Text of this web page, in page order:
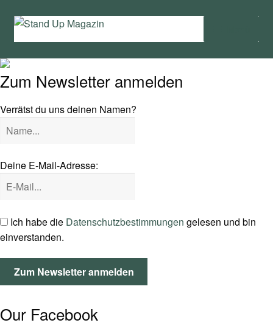
Zum
Home
News
Ratgeber
Das Magazin
SPOT FINDER
Mein Konto
Zum Newsletter anmelden
Verrätst du uns deinen Namen?
Deine E-Mail-Adresse:
Ich habe die Datenschutzbestimmungen gelesen und bin
einverstanden.
Our Facebook